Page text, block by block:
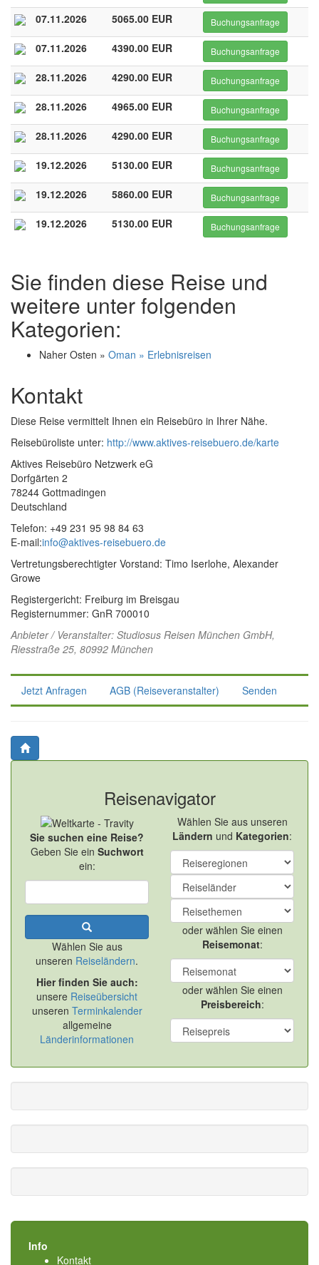
07.11.2026 5065.00 EUR Buchungsanfrage
07.11.2026 4390.00 EUR Buchungsanfrage
28.11.2026 4290.00 EUR Buchungsanfrage
28.11.2026 4965.00 EUR Buchungsanfrage
28.11.2026 4290.00 EUR Buchungsanfrage
19.12.2026 5130.00 EUR Buchungsanfrage
19.12.2026 5860.00 EUR Buchungsanfrage
19.12.2026 5130.00 EUR Buchungsanfrage
Sie finden diese Reise und
weitere unter folgenden
Kategorien:
Naher Osten » Oman » Erlebnisreisen
Kontakt
Diese Reise vermittelt Ihnen ein Reisebüro in Ihrer Nähe.
Reisebüroliste unter: http://www.aktives-reisebuero.de/karte
Aktives Reisebüro Netzwerk eG
Dorfgärten 2
78244 Gottmadingen
Deutschland
Telefon: +49 231 95 98 84 63
E-mail:info@aktives-reisebuero.de
Vertretungsberechtigter Vorstand: Timo Iserlohe, Alexander
Growe
Registergericht: Freiburg im Breisgau
Registernummer: GnR 700010
Anbieter / Veranstalter: Studiosus Reisen München GmbH,
Riesstraße 25, 80992 München
Jetzt Anfragen AGB (Reiseveranstalter) Senden
Reisenavigator
Sie suchen eine Reise?
Geben Sie ein Suchwort
ein:
Wählen Sie aus
unseren Reiseländern.
Hier finden Sie auch:
unsere Reiseübersicht
unseren Terminkalender
allgemeine
Länderinformationen
Wählen Sie aus unseren
Ländern und Kategorien:
oder wählen Sie einen
Reisemonat:
oder wählen Sie einen
Preisbereich:
Info
Kontakt